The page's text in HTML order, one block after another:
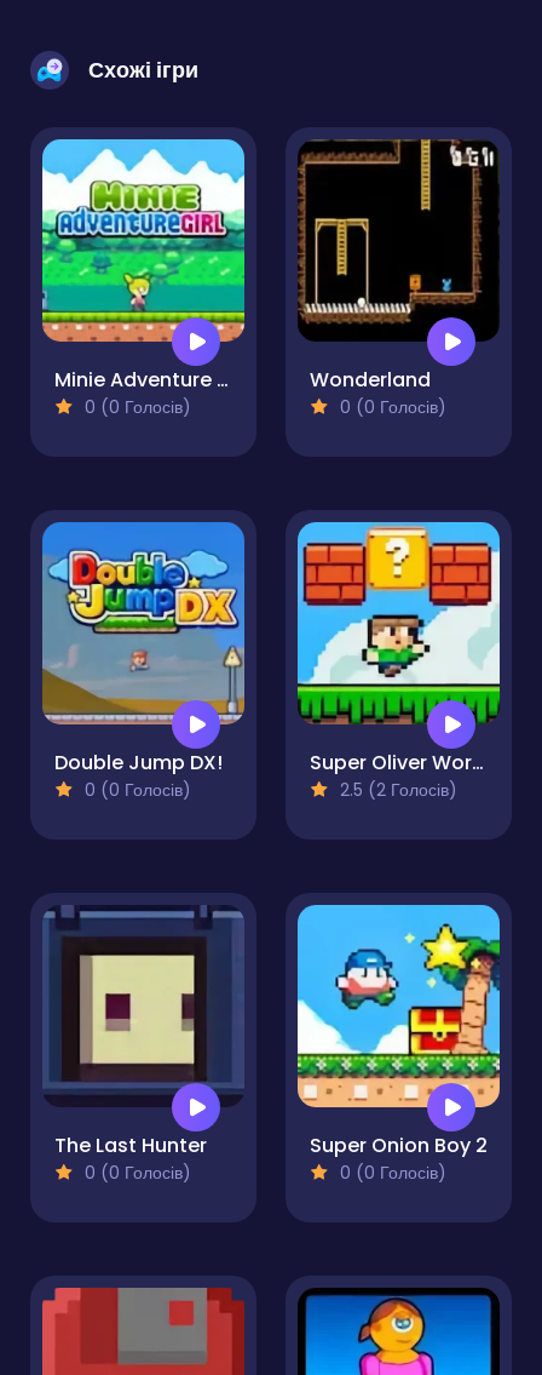
Схожі ігри
Minie Adventure Girl
0 (0 Голосів)
Wonderland
0 (0 Голосів)
Double Jump DX!
0 (0 Голосів)
Super Oliver World
2.5 (2 Голосів)
The Last Hunter
0 (0 Голосів)
Super Onion Boy 2
0 (0 Голосів)